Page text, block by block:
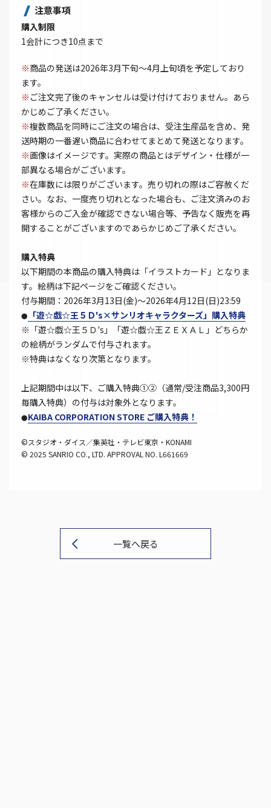
注意事項
購入制限
1会計につき10点まで
※商品の発送は2026年3月下旬～4月上旬頃を予定しており
ます。
※ ご注文完了後のキャンセルは受け付けておりません。あら
かじめご了承ください。
※複数商品を同時にご注文の場合は、受注生産品を含め、発
送時期の一番遅い商品に合わせてまとめて発送となります。
※画像はイメージです。実際の商品とはデザイン・仕様が一
部異なる場合がございます。
※在庫数には限りがございます。売り切れの際はご容赦くだ
さい。なお、一度売り切れとなった場合も、ご注文済みのお
客様からのご入金が確認できない場合等、予告なく販売を再
開することがございますのであらかじめご了承ください。
購入特典
以下期間の本商品の購入特典は「イラストカード」となりま
す。絵柄は下記ページをご確認ください。
付与期間：2026年3月13日(金)～2026年4月12日(日)23:59
●
「遊☆戯☆王５Ｄ's×サンリオキャラクターズ」購入特典
※「遊☆戯☆王５Ｄ's」「遊☆戯☆王ＺＥＸＡＬ」どちらか
の絵柄がランダムで付与されます。
※特典はなくなり次第となります。
上記期間中は以下、ご購入特典①②（通常/受注商品3,300円
毎購入特典）の付与は対象外となります。
●KAIBA CORPORATION STORE ご購入特典！
©スタジオ・ダイス／集英社・テレビ東京・KONAMI
© 2025 SANRIO CO., LTD. APPROVAL NO. L661669
一覧へ戻る